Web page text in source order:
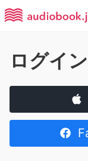
ログイン